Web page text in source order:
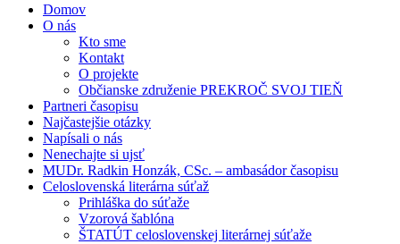
Domov
O nás
Kto sme
Kontakt
O projekte
Občianske združenie PREKROČ SVOJ TIEŇ
Partneri časopisu
Najčastejšie otázky
Napísali o nás
Nenechajte si ujsť
MUDr. Radkin Honzák, CSc. – ambasádor časopisu
Celoslovenská literárna súťaž
Prihláška do súťaže
Vzorová šablóna
ŠTATÚT celoslovenskej literárnej súťaže